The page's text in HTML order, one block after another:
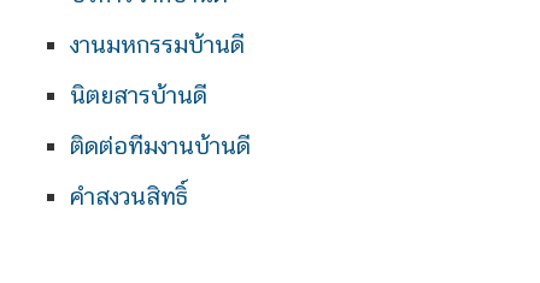
งานมหกรรมบ้านดี
นิตยสารบ้านดี
ติดต่อทีมงานบ้านดี
คำสงวนสิทธิ์